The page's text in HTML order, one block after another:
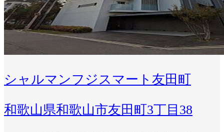
シャルマンフジスマート友田町
和歌山県和歌山市友田町3丁目38